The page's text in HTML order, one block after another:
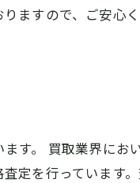
ますので、ご安心
す。 買取業界に
定を行っています